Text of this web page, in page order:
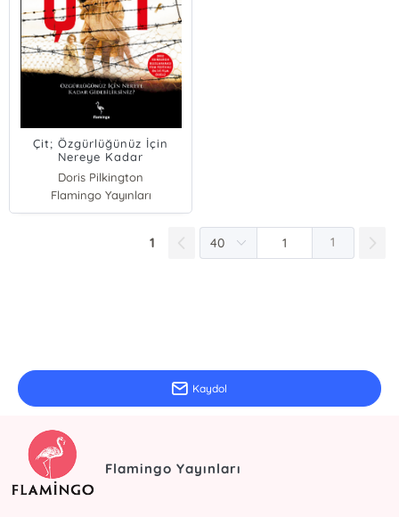
Çit; Özgürlüğünüz İçin
Nereye Kadar
Gidebilirsiniz?
Doris Pilkington
Flamingo Yayınları
1 1
Kaydol
Flamingo Yayınları